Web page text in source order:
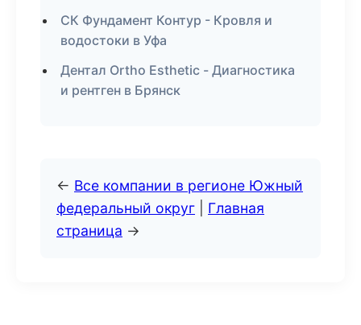
СК Фундамент Контур - Кровля и
водостоки в Уфа
Дентал Ortho Esthetic - Диагностика
и рентген в Брянск
← Все компании в регионе Южный
федеральный округ
Главная
страница →